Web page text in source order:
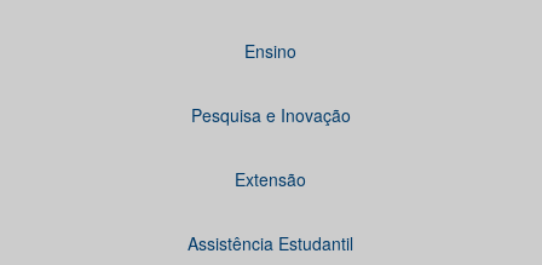
Ensino
Pesquisa e Inovação
Extensão
Assistência Estudantil